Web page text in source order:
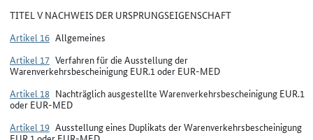
TITEL V NACHWEIS DER URSPRUNGSEIGENSCHAFT
Artikel 16 Allgemeines
Artikel 17 Verfahren für die Ausstellung der
Warenverkehrsbescheinigung EUR.1 oder EUR-MED
Artikel 18 Nachträglich ausgestellte Warenverkehrsbescheinigung EUR.1
oder EUR-MED
Artikel 19 Ausstellung eines Duplikats der Warenverkehrsbescheinigung